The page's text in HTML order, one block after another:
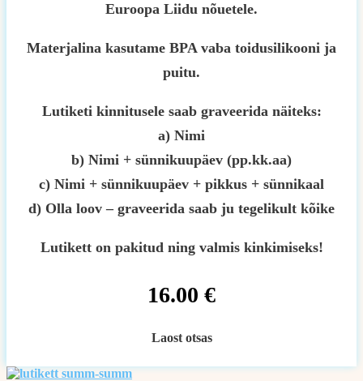
Euroopa Liidu nõuetele.
Materjalina kasutame BPA vaba toidusilikooni ja
puitu.
Lutiketi kinnitusele saab graveerida näiteks:
a) Nimi
b) Nimi + sünnikuupäev (pp.kk.aa)
c) Nimi + sünnikuupäev + pikkus + sünnikaal
d) Olla loov – graveerida saab ju tegelikult kõike
Lutikett on pakitud ning valmis kinkimiseks!
16.00 €
Laost otsas